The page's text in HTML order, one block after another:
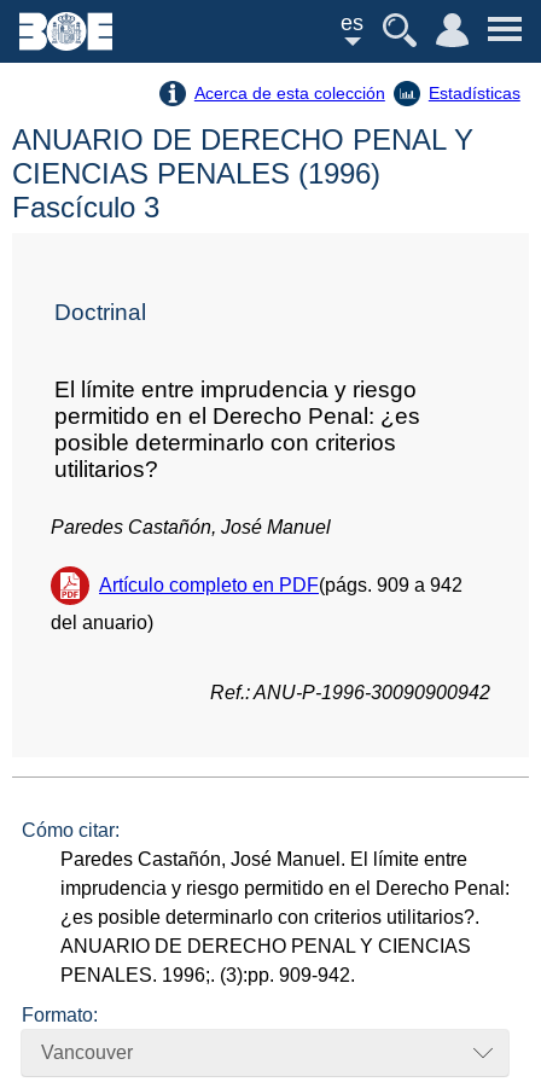
es
Acerca de esta colección Estadísticas
ANUARIO DE DERECHO PENAL Y
CIENCIAS PENALES (1996)
Fascículo 3
Doctrinal
El límite entre imprudencia y riesgo
permitido en el Derecho Penal: ¿es
posible determinarlo con criterios
utilitarios?
Paredes Castañón, José Manuel
Artículo completo en PDF(págs. 909 a 942
del anuario)
Ref.: ANU-P-1996-30090900942
Cómo citar:
Paredes Castañón, José Manuel. El límite entre
imprudencia y riesgo permitido en el Derecho Penal:
¿es posible determinarlo con criterios utilitarios?.
ANUARIO DE DERECHO PENAL Y CIENCIAS
PENALES. 1996;. (3):pp. 909-942.
Formato:
Vancouver